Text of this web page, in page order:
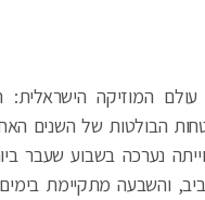
המוזיקה הישראלית:
הבולטות של השנים
נערכה בשבוע שעבר
והשבעה מתקיימת